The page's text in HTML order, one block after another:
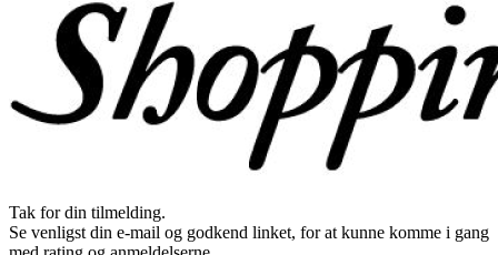
Tak for din tilmelding.
Se venligst din e-mail og godkend linket, for at kunne komme i gang